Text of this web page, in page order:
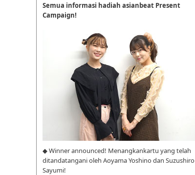
Semua informasi hadiah asianbeat Present
Campaign!
◆ Winner announced! Menangkankartu yang telah
ditandatangani oleh Aoyama Yoshino dan Suzushiro
Sayumi!